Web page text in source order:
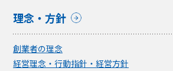
理念・方針
創業者の理念
経営理念・行動指針・経営方針